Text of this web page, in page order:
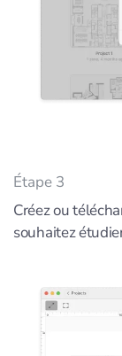
Étape 3
Créez ou
souhaitez